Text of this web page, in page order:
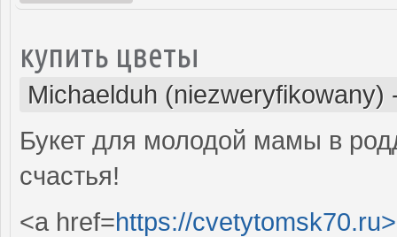
купить цветы
Michaelduh (niezweryfikowany)
Букет для молодой мамы в
счастья!
<a href=https://cvetytomsk70.ru>